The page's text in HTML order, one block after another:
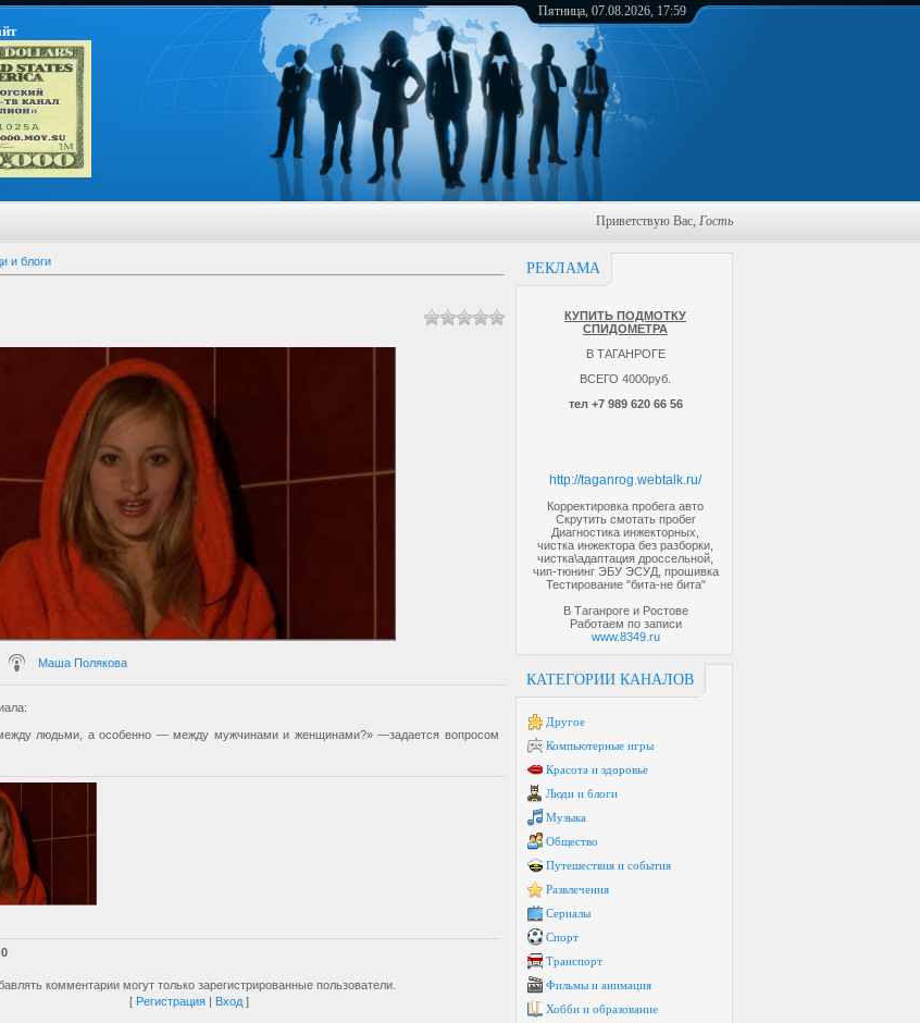
Пятница, 07.08.2026, 17:59
Приветствую Вас, Гость
РЕКЛАМА
КУПИТЬ ПОДМОТКУ
СПИДОМЕТРА
В ТАГАНРОГЕ
ВСЕГО 4000руб.
тел +7 989 620 66 56
http://taganrog.webtalk.ru/
Корректировка пробега авто
Скрутить смотать пробег
Диагностика инжекторных,
чистка инжектора без разборки,
чистка\адаптация дроссельной,
чип-тюнинг ЭБУ ЭСУД, прошивка
Тестирование "бита-не бита"
В Таганроге и Ростове
Работаем по записи
www.8349.ru
КАТЕГОРИИ КАНАЛОВ
Другое
Компьютерные игры
Красота и здоровье
Люди и блоги
Музыка
Общество
Путешествия и события
Развлечения
Сериалы
Спорт
Транспорт
Фильмы и анимация
Хобби и образование
и блоги
Маша Полякова
:
людьми, а особенно — между мужчинами и женщинами?» —задается вопросом
0
комментарии могут только зарегистрированные пользователи.
[ Регистрация | Вход ]